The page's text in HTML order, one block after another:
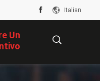
Italian
Un